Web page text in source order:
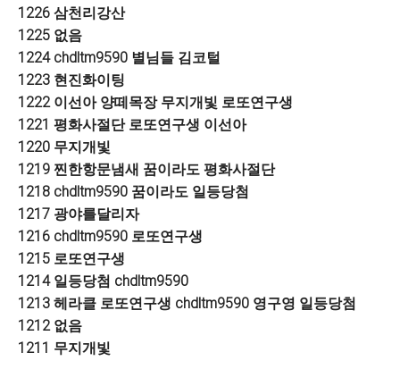
1226 삼천리강산
1225 없음
1224 chdltm9590 별님들 김코털
1223 현진화이팅
1222 이선아 양떼목장 무지개빛 로또연구생
1221 평화사절단 로또연구생 이선아
1220 무지개빛
1219 찐한항문냄새 꿈이라도 평화사절단
1218 chdltm9590 꿈이라도 일등당첨
1217 광야를달리자
1216 chdltm9590 로또연구생
1215 로또연구생
1214 일등당첨 chdltm9590
1213 헤라클 로또연구생 chdltm9590 영구영 일등당첨
1212 없음
1211 무지개빛